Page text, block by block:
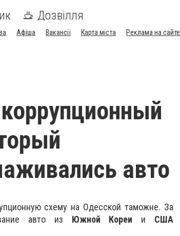
Дозвілля
Афіша Вакансії Карта міста
Реклама на сайте
авто
схему на Одесской таможне. За
авто из Южной Кореи и США